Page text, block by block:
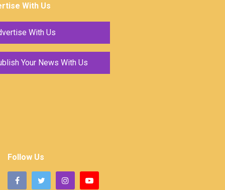
With Us
With Us
Your News With Us
Follow Us